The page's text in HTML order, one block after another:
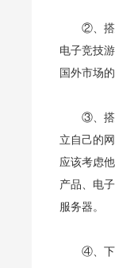
②、搭
电子竞技
国外市场
③、搭
立自己的
应该考虑
产品、电
服务器。
④、下